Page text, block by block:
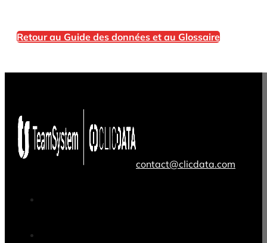
Retour au Guide des données et au Glossaire
contact@clicdata.com